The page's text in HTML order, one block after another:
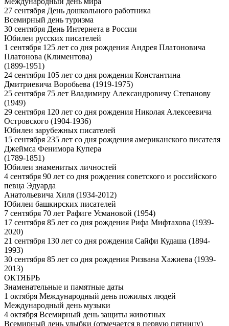
27 сентября День дошкольного работника
Всемирный день туризма
30 сентября День Интернета в России
Юбилеи русских писателей
1 сентября 125 лет со дня рождения Андрея Платоновича
Платонова (Климентова)
(1899-1951)
24 сентября 105 лет со дня рождения Константина
Дмитриевича Воробьева (1919-1975)
25 сентября 75 лет Владимиру Александровичу Степанову
(1949)
29 сентября 120 лет со дня рождения Николая Алексеевича
Островского (1904-1936)
Юбилеи зарубежных писателей
15 сентября 235 лет со дня рождения американского писателя
Джеймса Фенимора Купера
(1789-1851)
Юбилеи знаменитых личностей
4 сентября 90 лет со дня рождения советского и российского
певца Эдуарда
Анатольевича Хиля (1934-2012)
Юбилеи башкирских писателей
7 сентября 70 лет Рафиге Усмановой (1954)
17 сентября 85 лет со дня рождения Рифа Мифтахова (1939-
2020)
21 сентября 130 лет со дня рождения Сайфи Кудаша (1894-
1993)
30 сентября 85 лет со дня рождения Ризвана Хажиева (1939-
2013)
ОКТЯБРЬ
Знаменательные и памятные даты
1 октября Международный день пожилых людей
Международный день музыки
4 октября Всемирный день защиты животных
Всемирный день улыбки (отмечается в первую пятницу)